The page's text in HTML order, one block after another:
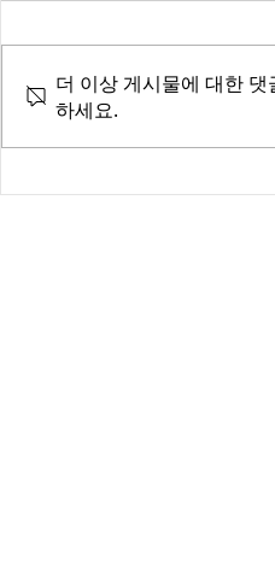
"21년만에 눈물의 상봉 -
더 이상 게시물에 대한
하세요.